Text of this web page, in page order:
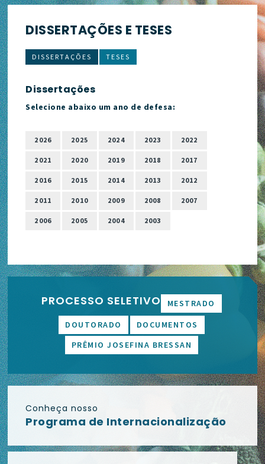
DISSERTAÇÕES E TESES
DISSERTAÇÕES TESES
Dissertações
Selecione abaixo um ano de defesa:
2026 2025 2024 2023 2022
2021 2020 2019 2018 2017
2016 2015 2014 2013 2012
2011 2010 2009 2008 2007
2006 2005 2004 2003
PROCESSO SELETIVO
MESTRADO
DOUTORADO
DOCUMENTOS
PRÊMIO JOSEFINA BRESSAN
Conheça nosso
Programa de Internacionalização